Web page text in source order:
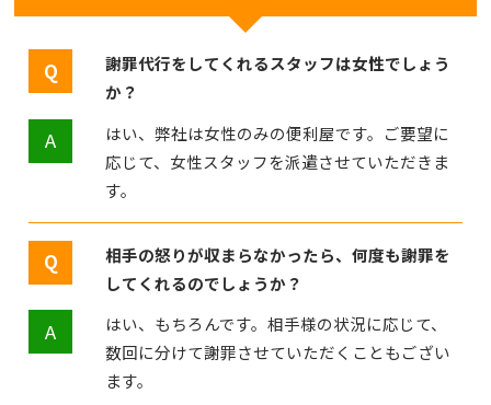
謝罪代行をしてくれるスタッフは女性でしょう
か？
はい、弊社は女性のみの便利屋です。ご要望に
応じて、女性スタッフを派遣させていただきま
す。
相手の怒りが収まらなかったら、何度も謝罪を
してくれるのでしょうか？
はい、もちろんです。相手様の状況に応じて、
数回に分けて謝罪させていただくこともござい
ます。